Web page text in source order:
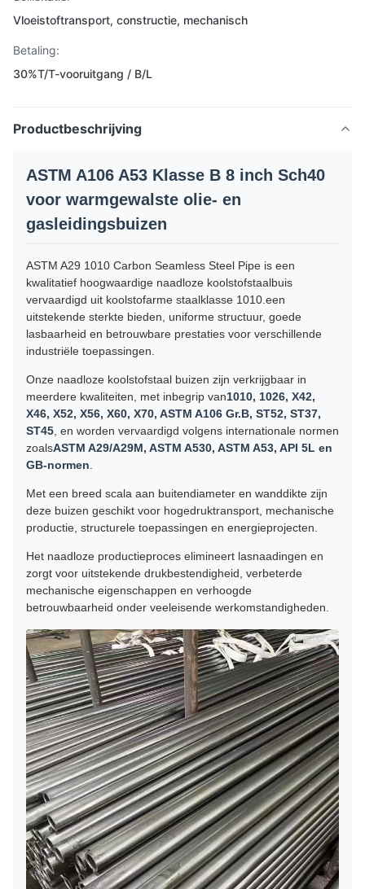
Vloeistoftransport, constructie, mechanisch
Betaling:
30%T/T-vooruitgang / B/L
Productbeschrijving
ASTM A106 A53 Klasse B 8 inch Sch40
voor warmgewalste olie- en
gasleidingsbuizen
ASTM A29 1010 Carbon Seamless Steel Pipe is een
kwalitatief hoogwaardige naadloze koolstofstaalbuis
vervaardigd uit koolstofarme staalklasse 1010.een
uitstekende sterkte bieden, uniforme structuur, goede
lasbaarheid en betrouwbare prestaties voor verschillende
industriële toepassingen.
Onze naadloze koolstofstaal buizen zijn verkrijgbaar in
meerdere kwaliteiten, met inbegrip van1010, 1026, X42,
X46, X52, X56, X60, X70, ASTM A106 Gr.B, ST52, ST37,
ST45 , en worden vervaardigd volgens internationale normen
zoalsASTM A29/A29M, ASTM A530, ASTM A53, API 5L en
GB-normen
Met een breed scala aan buitendiameter en wanddikte zijn
deze buizen geschikt voor hogedruktransport, mechanische
productie, structurele toepassingen en energieprojecten.
Het naadloze productieproces elimineert lasnaadingen en
zorgt voor uitstekende drukbestendigheid, verbeterde
mechanische eigenschappen en verhoogde
betrouwbaarheid onder veeleisende werkomstandigheden.